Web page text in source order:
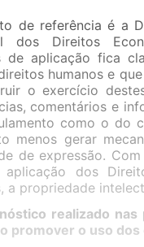
de referência é a
dos Direitos
de aplicação fica
humanos e
o exercício
comentários e
como o do
menos gerar
de expressão.
dos
a propriedade
realizado
promover o uso